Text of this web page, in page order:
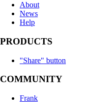
About
News
Help
PRODUCTS
"Share" button
COMMUNITY
Frank